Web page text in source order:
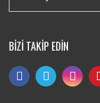
BİZİ TAKİP EDİN